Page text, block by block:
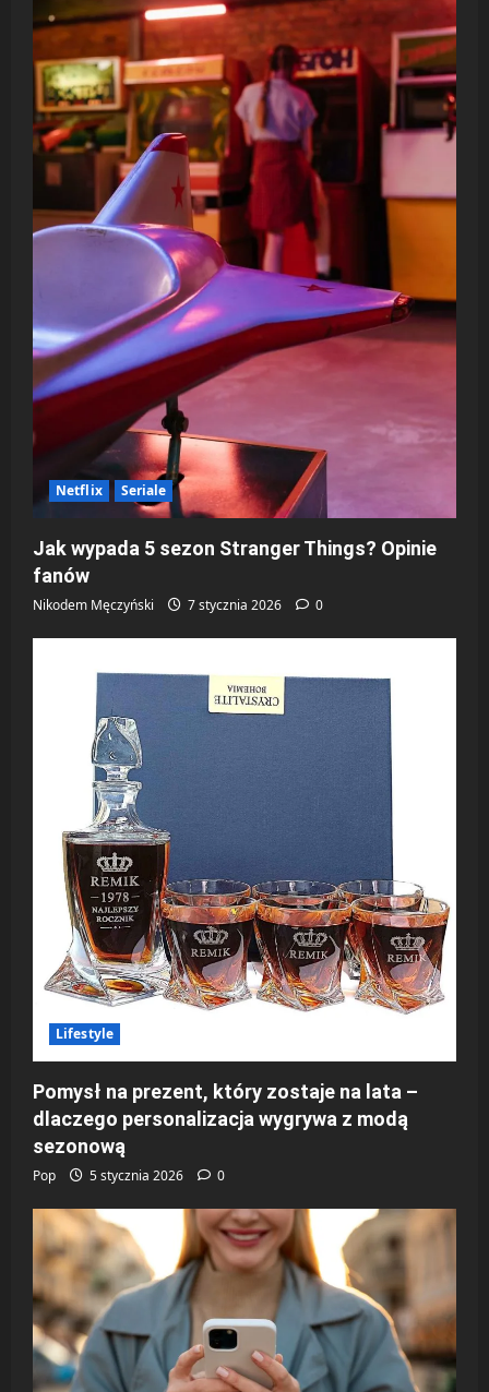
Netflix Seriale
Jak wypada 5 sezon Stranger Things? Opinie
fanów
Nikodem Męczyński 7 stycznia 2026 0
Lifestyle
Pomysł na prezent, który zostaje na lata –
dlaczego personalizacja wygrywa z modą
sezonową
Pop 5 stycznia 2026 0